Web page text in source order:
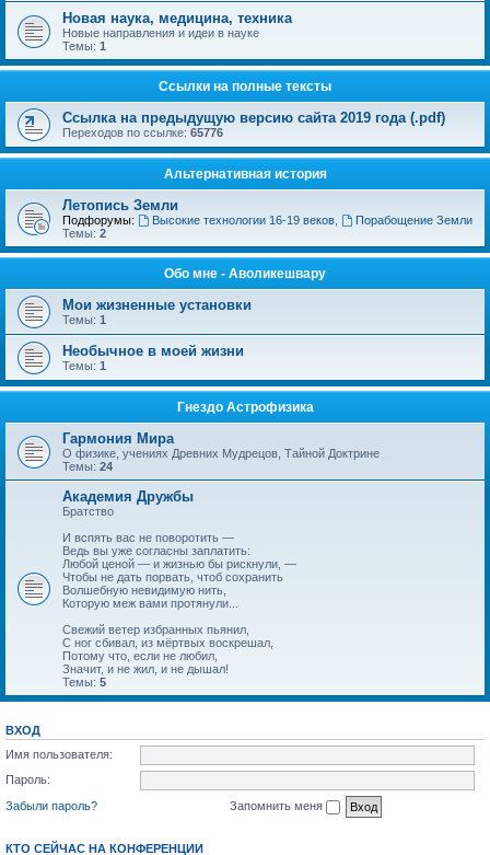
Новая наука, медицина, техника
Новые направления и идеи в науке
Темы: 1
Ссылки на полные тексты
Ссылка на предыдущую версию сайта 2019 года (.pdf)
Переходов по ссылке: 65776
Альтернативная история
Летопись Земли
Подфорумы: Высокие технологии 16-19 веков,
Порабощение Земли
Темы: 2
Обо мне - Аволикешвару
Мои жизненные установки
Темы: 1
Необычное в моей жизни
Темы: 1
Гнездо Астрофизика
Гармония Мира
О физике, учениях Древних Мудрецов, Тайной Доктрине
Темы: 24
Академия Дружбы
Братство
И вспять вас не поворотить —
Ведь вы уже согласны заплатить:
Любой ценой — и жизнью бы рискнули, —
Чтобы не дать порвать, чтоб сохранить
Волшебную невидимую нить,
Которую меж вами протянули...
Свежий ветер избранных пьянил,
С ног сбивал, из мёртвых воскрешал,
Потому что, если не любил,
Значит, и не жил, и не дышал!
Темы: 5
ВХОД
Имя пользователя:
Пароль:
Забыли пароль?
Запомнить меня
КТО СЕЙЧАС НА КОНФЕРЕНЦИИ